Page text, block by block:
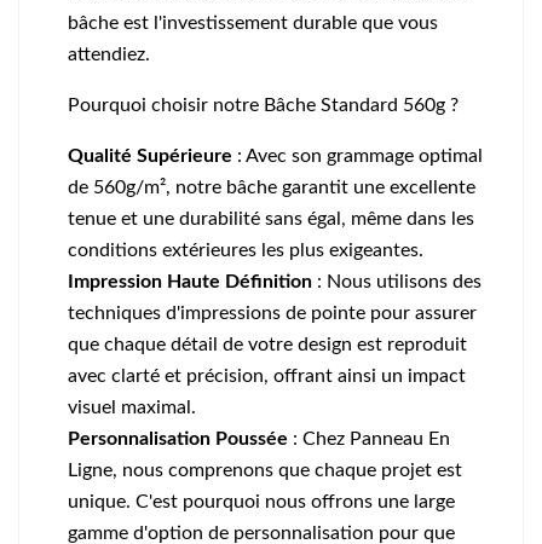
bâche est l'investissement durable que vous
attendiez.
Pourquoi choisir notre Bâche Standard 560g ?
Qualité Supérieure : Avec son grammage optimal
de 560g/m², notre bâche garantit une excellente
tenue et une durabilité sans égal, même dans les
conditions extérieures les plus exigeantes.
Impression Haute Définition : Nous utilisons des
techniques d'impressions de pointe pour assurer
que chaque détail de votre design est reproduit
avec clarté et précision, offrant ainsi un impact
visuel maximal.
Personnalisation Poussée : Chez Panneau En
Ligne, nous comprenons que chaque projet est
unique. C'est pourquoi nous offrons une large
gamme d'option de personnalisation pour que